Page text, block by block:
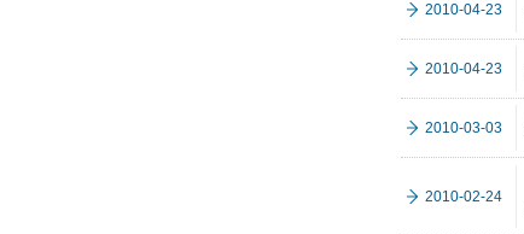
2010-04-23
2010-04-23
2010-03-03
2010-02-24